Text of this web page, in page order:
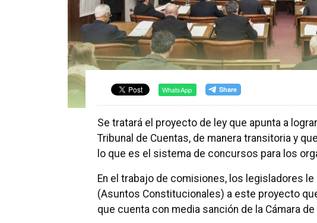
WhatsApp
Se tratará el proyecto de ley que apunta a
Tribunal de Cuentas, de manera transitoria y
lo que es el sistema de concursos para los
En el trabajo de comisiones, los legisladores
(Asuntos Constitucionales) a este proyecto
que cuenta con media sanción de la Cámara